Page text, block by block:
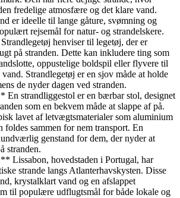
fredelige atmosfære og det klare vand.
er ideelle til lange gåture, svømning og
rejsemål for natur- og strandelskere.
henviser til legetøj, der er
på stranden. Dette kan inkludere ting som
oppustelige boldspil eller flyvere til
Strandlegetøj er en sjov måde at holde
de nyder dagen ved stranden.
En strandliggestol er en bærbar stol, designet
som en bekvem måde at slappe af på.
lavet af letvægtsmaterialer som aluminium
foldes sammen for nem transport. En
genstand for dem, der nyder at
stranden.
Lissabon, hovedstaden i Portugal, har
strande langs Atlanterhavskysten. Disse
krystalklart vand og en afslappet
til populære udflugtsmål for både lokale og